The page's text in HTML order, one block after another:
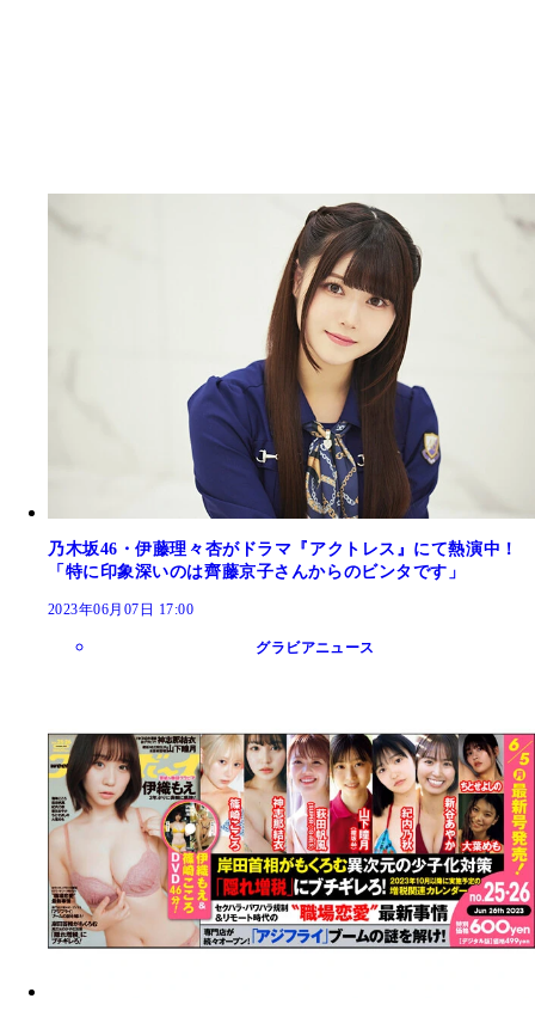
乃木坂46・伊藤理々杏がドラマ『アクトレス』にて熱演中！
「特に印象深いのは齊藤京子さんからのビンタです」
2023年06月07日 17:00
グラビアニュース